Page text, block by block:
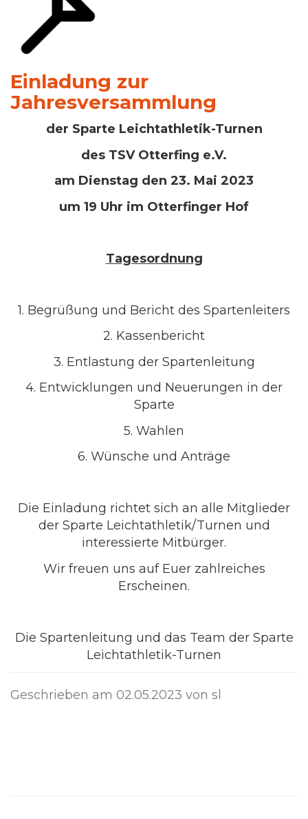
Einladung zur
Jahresversammlung
der Sparte Leichtathletik-Turnen
des TSV Otterfing e.V.
am Dienstag den 23. Mai 2023
um 19 Uhr im Otterfinger Hof
Tagesordnung
1. Begrüßung und Bericht des Spartenleiters
2. Kassenbericht
3. Entlastung der Spartenleitung
4. Entwicklungen und Neuerungen in der
Sparte
5. Wahlen
6. Wünsche und Anträge
Die Einladung richtet sich an alle Mitglieder
der Sparte Leichtathletik/Turnen und
interessierte Mitbürger.
Wir freuen uns auf Euer zahlreiches
Erscheinen.
Die Spartenleitung und das Team der Sparte
Leichtathletik-Turnen
Geschrieben am 02.05.2023 von sl